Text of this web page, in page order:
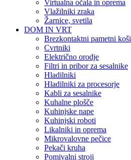
Virtualna očala in oprema
Vlažilniki zraka
Žarnice, svetila
DOM IN VRT
Brezkontaktni pametni koši
Cvrtniki
Električno orodje
Filtri in pribor za sesalnike
Hladilniki
Hladilniki za procesorje
Kabli za sesalnike
Kuhalne plošče
Kuhinjske nape
Kuhinjski roboti
Likalniki in oprema
Mikrovalovne pečice
Pekači kruha
Pomivalni stroji